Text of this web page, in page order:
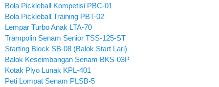
Bola Pickleball Kompetisi PBC-01
Bola Pickleball Training PBT-02
Lempar Turbo Anak LTA-70
Trampolin Senam Senior TSS-125-ST
Starting Block SB-08 (Balok Start Lari)
Balok Keseimbangan Senam BKS-03P
Kotak Plyo Lunak KPL-401
Peti Lompat Senam PLSB-5